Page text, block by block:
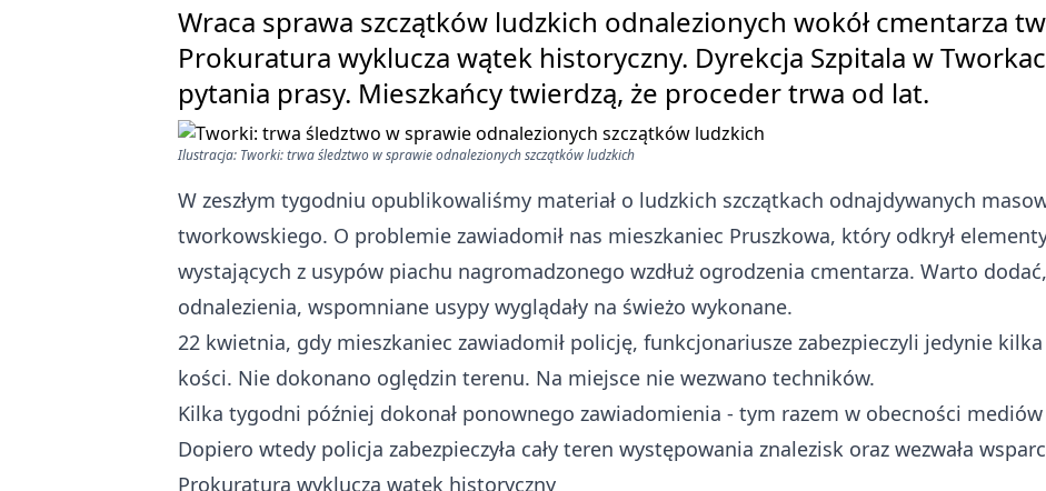
Wraca sprawa szczątków ludzkich odnalezionych wokół cmentarza
Prokuratura wyklucza wątek historyczny. Dyrekcja Szpitala w
pytania prasy. Mieszkańcy twierdzą, że proceder trwa od lat.
Ilustracja: Tworki: trwa śledztwo w sprawie odnalezionych szczątków ludzkich
W zeszłym tygodniu opublikowaliśmy materiał o ludzkich szczątkach odnajdywanych
tworkowskiego. O problemie zawiadomił nas mieszkaniec Pruszkowa, który odkrył
wystających z usypów piachu nagromadzonego wzdłuż ogrodzenia cmentarza. Warto
odnalezienia, wspomniane usypy wyglądały na świeżo wykonane.
22 kwietnia, gdy mieszkaniec zawiadomił policję, funkcjonariusze zabezpieczyli jedynie
kości. Nie dokonano oględzin terenu. Na miejsce nie wezwano techników.
Kilka tygodni później dokonał ponownego zawiadomienia - tym razem w obecności
Dopiero wtedy policja zabezpieczyła cały teren występowania znalezisk oraz wezwała
Prokuratura wyklucza wątek historyczny